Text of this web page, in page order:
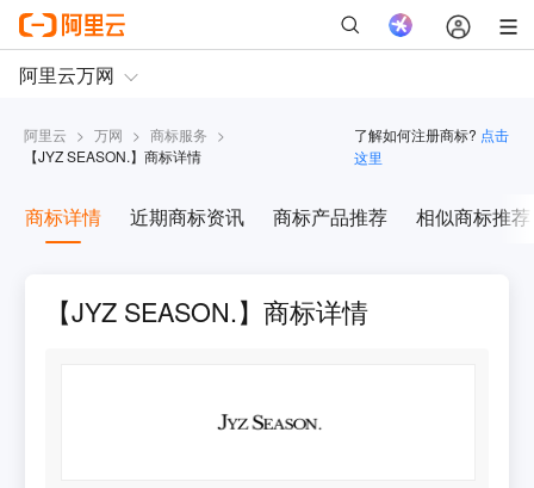
阿里云 > 万网 > 商标服务 >
【JYZ SEASON.】商标详情
了解如何注册商标? 点击
这里
商标详情 近期商标资讯 商标产品推荐 相似商标推荐
【JYZ SEASON.】商标详情